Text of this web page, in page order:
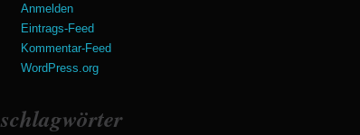
Anmelden
Eintrags-Feed
Kommentar-Feed
WordPress.org
schlagwörter